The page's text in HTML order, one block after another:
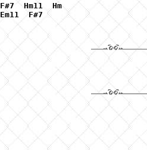
F#7 Hm11
Hm
Em11
F#7